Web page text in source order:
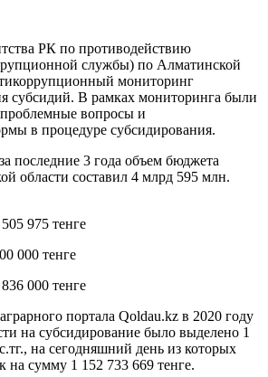
РК по противодействию
службы) по Алматинской
мониторинг
субсидий. В рамках мониторинга были
вопросы и
в процедуре субсидирования.
последние 3 года объем бюджета
области составил 4 млрд 595 млн.
975 тенге
000 тенге
000 тенге
портала Qoldau.kz в 2020 году
на субсидирование было выделено 1
на сегодняшний день из которых
на сумму 1 152 733 669 тенге.